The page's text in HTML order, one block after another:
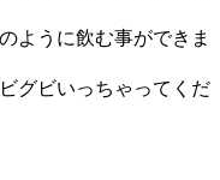
ように飲む事ができま
グビいっちゃってくだ